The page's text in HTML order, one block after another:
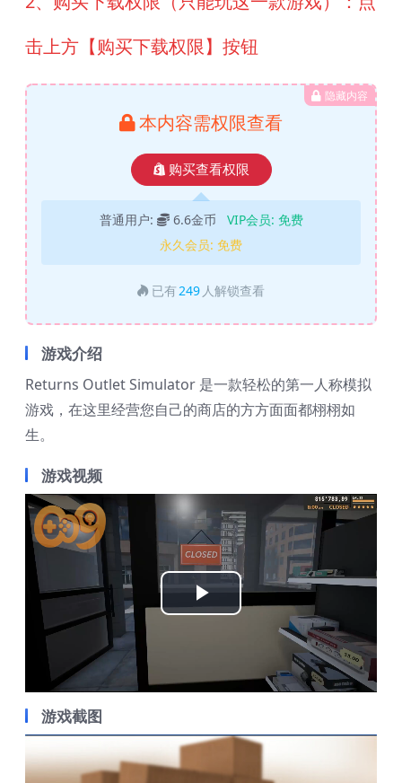
击上方【购买下载权限】按钮
隐藏内容
本内容需权限查看
购买查看权限
普通用户: 6.6金币 VIP会员: 免费
永久会员: 免费
已有249 人解锁查看
游戏介绍
Returns Outlet Simulator 是一款轻松的第一人称模拟
游戏，在这里经营您自己的商店的方方面面都栩栩如
生。
游戏视频
Play
游戏截图